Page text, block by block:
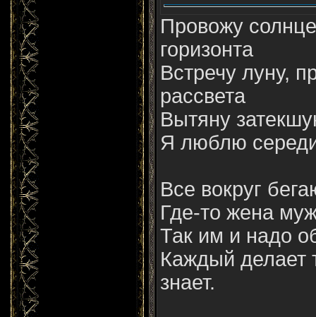
Провожу
горизонта
Встречу луну,
рассвета
Вытяну
Я люблю
Все вокруг
Где-то жена
Так им и надо
Каждый делает
знает.